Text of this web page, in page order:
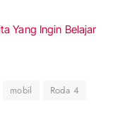
Yang Ingin Belajar
mobil
Roda 4